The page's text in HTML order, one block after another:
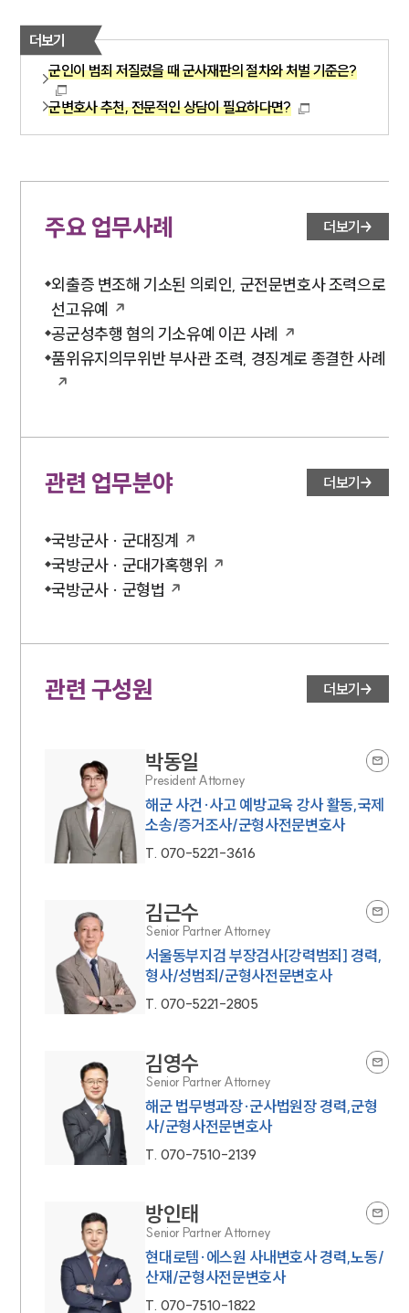
더보기
군인이 범죄 저질렀을 때 군사재판의 절차와 처벌 기준은?
군변호사 추천, 전문적인 상담이 필요하다면?
주요 업무사례 더보기
외출증 변조해 기소된 의뢰인, 군전문변호사 조력으로
선고유예
공군성추행 혐의 기소유예 이끈 사례
품위유지의무위반 부사관 조력, 경징계로 종결한 사례
관련 업무분야 더보기
국방군사 · 군대징계
국방군사 · 군대가혹행위
국방군사 · 군형법
관련 구성원 더보기
박동일
President Attorney
해군 사건·사고 예방교육 강사 활동,국제
소송/증거조사/군형사전문변호사
T. 070-5221-3616
김근수
Senior Partner Attorney
서울동부지검 부장검사[강력범죄] 경력,
형사/성범죄/군형사전문변호사
T. 070-5221-2805
김영수
Senior Partner Attorney
해군 법무병과장·군사법원장 경력,군형
사/군형사전문변호사
T. 070-7510-2139
방인태
Senior Partner Attorney
현대로템·에스원 사내변호사 경력,노동/
산재/군형사전문변호사
T. 070-7510-1822